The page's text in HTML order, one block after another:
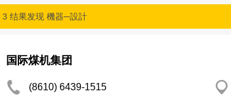
3 结果发现 機器─設計
国际煤机集团
(8610) 6439-1515